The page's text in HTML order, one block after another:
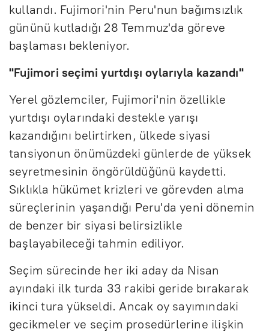
kullandı. Fujimori'nin Peru'nun bağımsızlık
gününü kutladığı 28 Temmuz'da göreve
başlaması bekleniyor.
"Fujimori seçimi yurtdışı oylarıyla kazandı"
Yerel gözlemciler, Fujimori'nin özellikle
yurtdışı oylarındaki destekle yarışı
kazandığını belirtirken, ülkede siyasi
tansiyonun önümüzdeki günlerde de yüksek
seyretmesinin öngörüldüğünü kaydetti.
Sıklıkla hükümet krizleri ve görevden alma
süreçlerinin yaşandığı Peru'da yeni dönemin
de benzer bir siyasi belirsizlikle
başlayabileceği tahmin ediliyor.
Seçim sürecinde her iki aday da Nisan
ayındaki ilk turda 33 rakibi geride bırakarak
ikinci tura yükseldi. Ancak oy sayımındaki
gecikmeler ve seçim prosedürlerine ilişkin